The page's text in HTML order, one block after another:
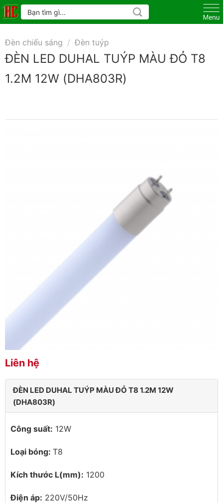
Skip
to
Tìm
kiếm:
Đèn chiếu sáng / Đèn tuýp
ĐÈN LED DUHAL TUÝP MÀU ĐỎ T8
1.2M 12W (DHA803R)
Liên hệ
ĐÈN LED DUHAL TUÝP MÀU ĐỎ T8 1.2M 12W
(DHA803R)
Công suất: 12W
Loại bóng: T8
Kích thước L(mm): 1200
Điện áp: 220V/50Hz